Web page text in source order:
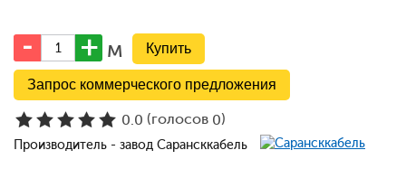
м
Запрос коммерческого предложения
0.0 (голосов 0)
Производитель - завод Сарансккабель